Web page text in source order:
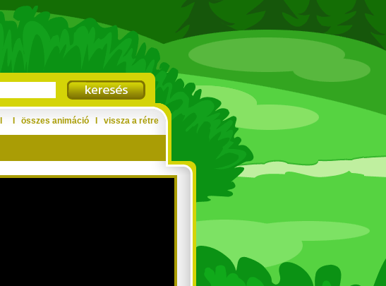
összes animáció vissza a rétre